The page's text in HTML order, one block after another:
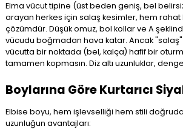
Elma vücut tipine (üst beden geniş, bel
arayan herkes için salaş kesimler, hem rahat
çözümdür. Düşük omuz, bol kollar ve A
vücudu boğmadan hava katar. Ancak
vücutta bir noktada (bel, kalça) hafif bir
tamamen kopmasın. Diz altı uzunluklar,
Boylarına Göre Kurtarıcı
Elbise boyu, hem işlevselliği hem stili
uzunluğun avantajları: